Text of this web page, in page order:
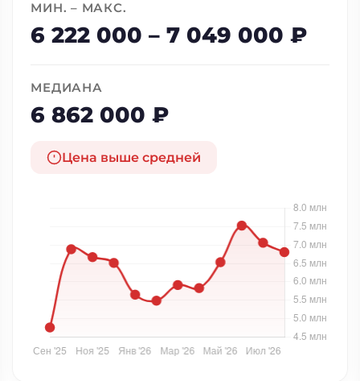
МИН. – МАКС.
6 222 000 – 7 049 000 ₽
МЕДИАНА
6 862 000 ₽
Цена выше средней